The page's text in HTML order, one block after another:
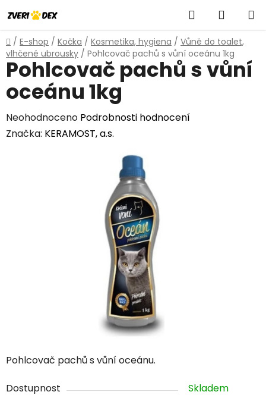
na
obsah
Hledat
KOŠÍK
Domů
/ E-shop / Kočka / Kosmetika, hygiena / Vůně do toalet,
vlhčené ubrousky / Pohlcovač pachů s vůní oceánu 1kg
Pohlcovač pachů s vůní oceánu.
Dostupnost
Skladem
Pohlcovač pachů s vůní
oceánu 1kg
Průměrné
hodnocení
Neohodnoceno Podrobnosti hodnocení
Značka: KERAMOST, a.s.